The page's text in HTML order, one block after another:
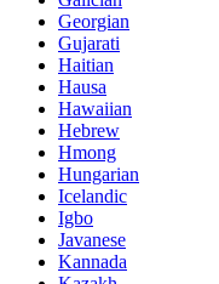
Georgian
Gujarati
Haitian
Hausa
Hawaiian
Hebrew
Hmong
Hungarian
Icelandic
Igbo
Javanese
Kannada